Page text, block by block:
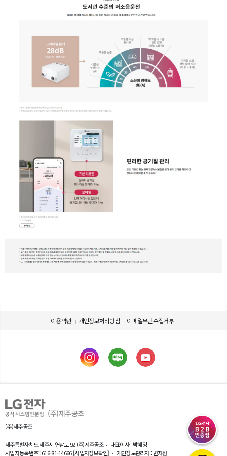
제품 사용에 관련된 정보를 확인하세요.
제품의 사용설명서를 다운로드 받으실 수 있습니다.
이용약관 개인정보처리방침 이메일무단수집거부
(주)제주공조
(주)제주공조
제주특별자치도 제주시 연삼로 92 (주)제주공조
대표이사 : 박혜영
사업자등록번호 : 616-81-14666[사업자정보확인] 개인정보관리자 : 변재원